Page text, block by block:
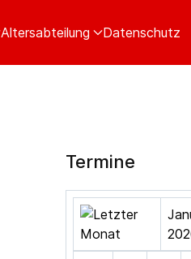
Altersabteilung Datenschutz
Termine